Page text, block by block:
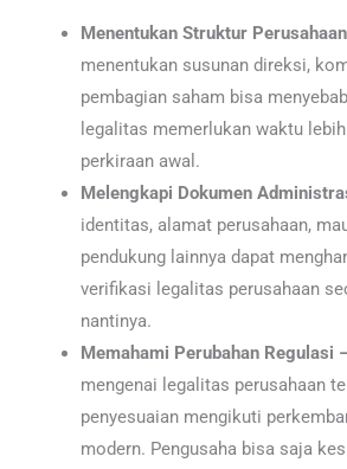
Menentukan Struktur
menentukan susunan direksi,
pembagian saham bisa
legalitas memerlukan waktu
perkiraan awal.
Melengkapi Dokumen
identitas, alamat perusahaan,
pendukung lainnya dapat
verifikasi legalitas perusahaan
nantinya.
Memahami Perubahan Regulasi
mengenai legalitas perusahaan
penyesuaian mengikuti
modern. Pengusaha bisa saja